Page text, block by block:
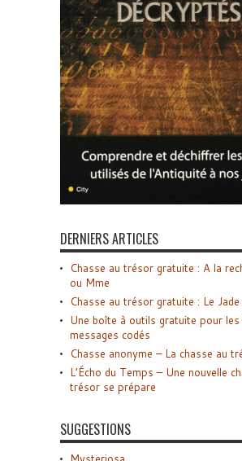
DERNIERS ARTICLES
Chasse au trésor gratuite : A la
ou Mme
Chasse au trésor gratuite : Le
Une boîte à outils gratuite pour les
messages codés
Chasse anonyme – La chasse au
L’Écho du Temps – Une nouvelle
trésor se prépare
SUGGESTIONS